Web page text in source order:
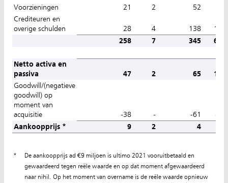
Voorzieningen
21 2 52
Crediteuren en
overige schulden
28 4 138
170
258
7 345 610
Netto activa en
passiva
47 2 65
114
Goodwill/(negatieve
goodwill) op
moment van
acquisitie
-38 - -61
-99
Aankoopprijs *
9 2 4
*
De aankoopprijs ad €9 miljoen is ultimo 2021 vooruitbetaald en
gewaardeerd tegen reële waarde en op dat moment afgewaardeerd
naar nihil. Op het moment van overname is de reële waarde opnieuw